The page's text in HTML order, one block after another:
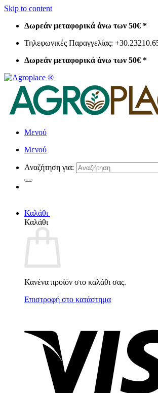
Skip to content
Δωρεάν μεταφορικά άνω των 50€ *
Τηλεφωνικές Παραγγελίας:
Δωρεάν μεταφορικά άνω των 50€ *
Μενού
Μενού
Αναζήτηση για:
Καλάθι
Καλάθι
Κανένα προϊόν στο καλάθι σας.
Επιστροφή στο κατάστημα